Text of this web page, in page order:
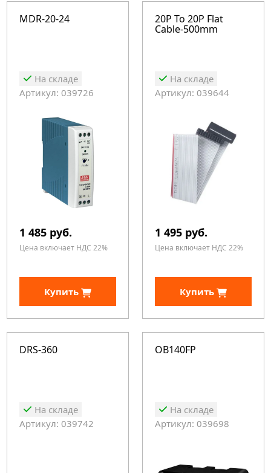
MDR-20-24
На складе
Артикул: 039726
1 485 руб.
Цена включает НДС 22%
Купить
20P To 20P Flat
Cable-500mm
На складе
Артикул: 039644
1 495 руб.
Цена включает НДС 22%
Купить
DRS-360
На складе
Артикул: 039742
OB140FP
На складе
Артикул: 039698